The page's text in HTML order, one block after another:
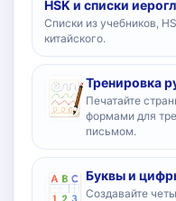
HSK и списки
Списки из учебников,
китайского.
Тренировка
Печатайте
формами для
письмом.
Буквы и
Создавайте